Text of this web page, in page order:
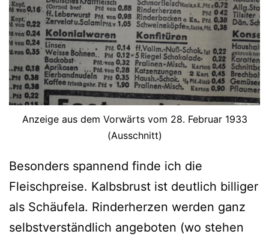
Anzeige aus dem Vorwärts vom 28. Februar 1933
(Ausschnitt)
Besonders spannend finde ich die
Fleischpreise. Kalbsbrust ist deutlich billiger
als Schäufela. Rinderherzen werden ganz
selbstverständlich angeboten (wo stehen